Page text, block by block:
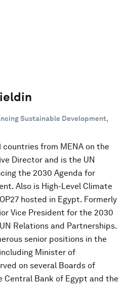
Sustainable Development,
countries from MENA on the
Director and is the UN
the 2030 Agenda for
Also is High-Level Climate
hosted in Egypt. Formerly
Vice President for the 2030
Relations and Partnerships.
senior positions in the
Minister of
on several Boards of
Central Bank of Egypt and the